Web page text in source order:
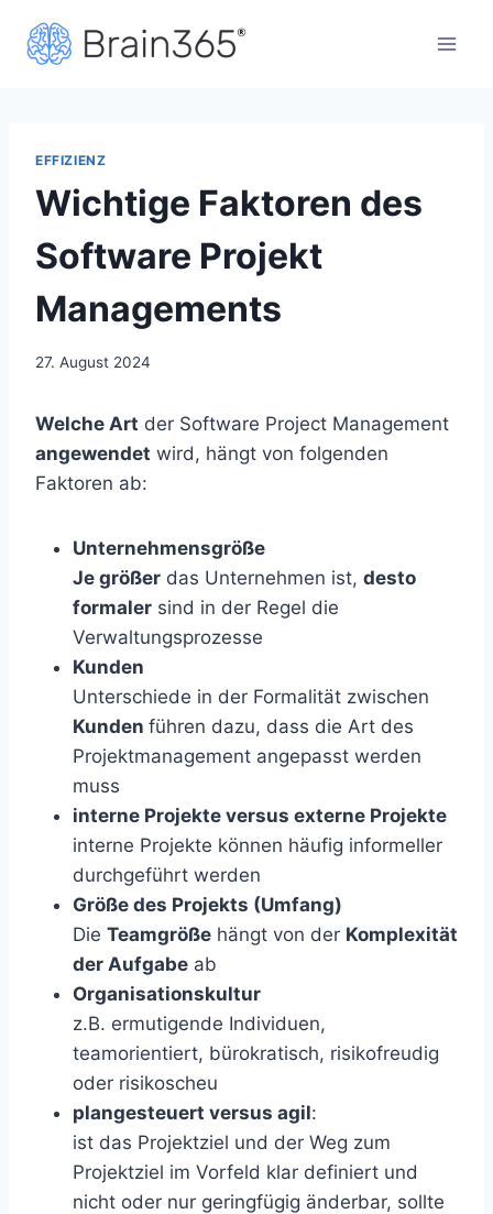
Inhalt
EFFIZIENZ
Wichtige Faktoren des
Software Projekt
Managements
27. August 2024
Welche Art der Software Project Management
angewendet wird, hängt von folgenden
Faktoren ab:
Unternehmensgröße
Je größer das Unternehmen ist, desto
formaler sind in der Regel die
Verwaltungsprozesse
Kunden
Unterschiede in der Formalität zwischen
Kunden führen dazu, dass die Art des
Projektmanagement angepasst werden
muss
interne Projekte versus externe Projekte
interne Projekte können häufig informeller
durchgeführt werden
Größe des Projekts (Umfang)
Die Teamgröße hängt von der Komplexität
der Aufgabe ab
Organisationskultur
z.B. ermutigende Individuen,
teamorientiert, bürokratisch, risikofreudig
oder risikoscheu
plangesteuert versus agil:
ist das Projektziel und der Weg zum
Projektziel im Vorfeld klar definiert und
nicht oder nur geringfügig änderbar, sollte